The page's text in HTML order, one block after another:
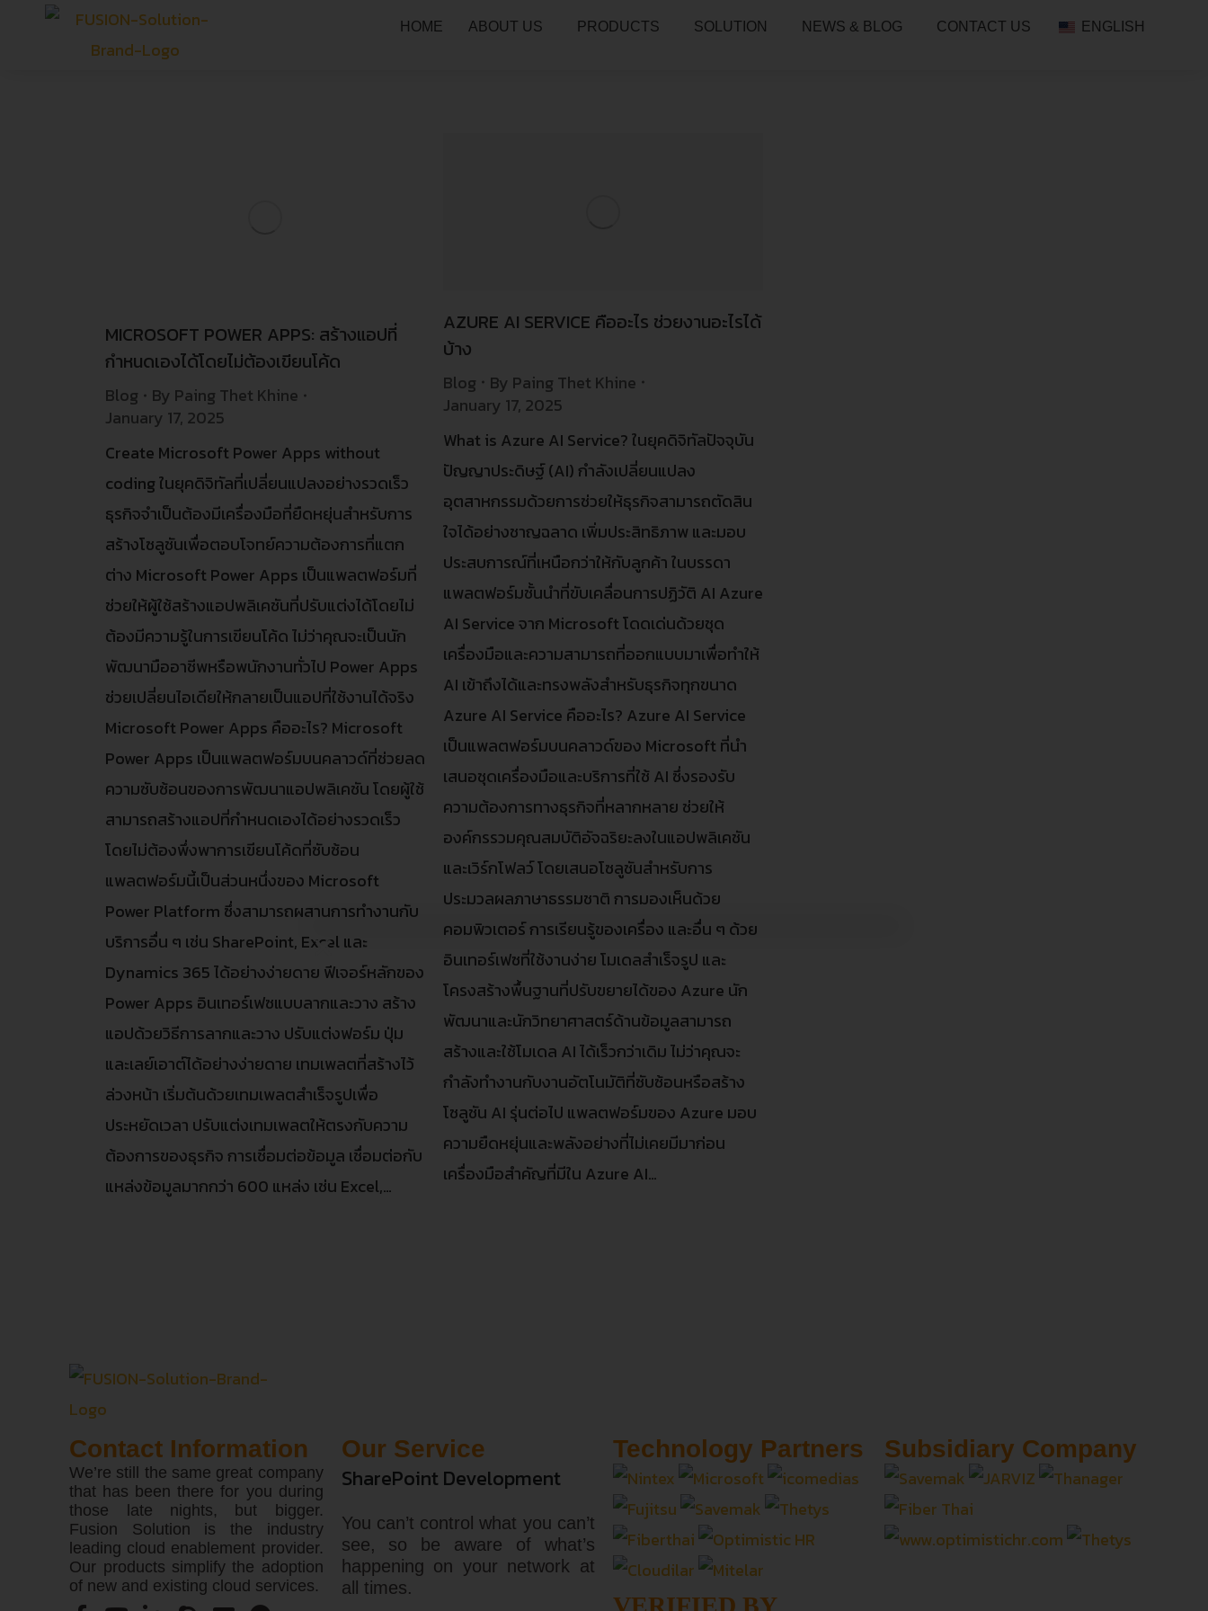
HOME ABOUT US PRODUCTS SOLUTION NEWS & BLOG CONTACT US ENGLISH
MICROSOFT POWER APPS: สร้างแอปที่
กำหนดเองได้โดยไม่ต้องเขียนโค้ด
Blog By Paing Thet Khine
January 17, 2025
Create Microsoft Power Apps without
coding ในยุคดิจิทัลที่เปลี่ยนแปลงอย่างรวดเร็ว
ธุรกิจจำเป็นต้องมีเครื่องมือที่ยืดหยุ่นสำหรับการ
สร้างโซลูชันเพื่อตอบโจทย์ความต้องการที่แตก
ต่าง Microsoft Power Apps เป็นแพลตฟอร์มที่
ช่วยให้ผู้ใช้สร้างแอปพลิเคชันที่ปรับแต่งได้โดยไม่
ต้องมีความรู้ในการเขียนโค้ด ไม่ว่าคุณจะเป็นนัก
พัฒนามืออาชีพหรือพนักงานทั่วไป Power Apps
ช่วยเปลี่ยนไอเดียให้กลายเป็นแอปที่ใช้งานได้จริง
Microsoft Power Apps คืออะไร? Microsoft
Power Apps เป็นแพลตฟอร์มบนคลาวด์ที่ช่วยลด
ความซับซ้อนของการพัฒนาแอปพลิเคชัน โดยผู้ใช้
สามารถสร้างแอปที่กำหนดเองได้อย่างรวดเร็ว
โดยไม่ต้องพึ่งพาการเขียนโค้ดที่ซับซ้อน
แพลตฟอร์มนี้เป็นส่วนหนึ่งของ Microsoft
Power Platform ซึ่งสามารถผสานการทำงานกับ
บริการอื่น ๆ เช่น SharePoint, Excel และ
Dynamics 365 ได้อย่างง่ายดาย ฟีเจอร์หลักของ
Power Apps อินเทอร์เฟซแบบลากและวาง สร้าง
แอปด้วยวิธีการลากและวาง ปรับแต่งฟอร์ม ปุ่ม
และเลย์เอาต์ได้อย่างง่ายดาย เทมเพลตที่สร้างไว้
ล่วงหน้า เริ่มต้นด้วยเทมเพลตสำเร็จรูปเพื่อ
ประหยัดเวลา ปรับแต่งเทมเพลตให้ตรงกับความ
ต้องการของธุรกิจ การเชื่อมต่อข้อมูล เชื่อมต่อกับ
แหล่งข้อมูลมากกว่า 600 แหล่ง เช่น Excel,…
AZURE AI SERVICE คืออะไร ช่วยงานอะไรได้
บ้าง​
Blog By Paing Thet Khine
January 17, 2025
What is Azure AI Service? ในยุคดิจิทัลปัจจุบัน
ปัญญาประดิษฐ์ (AI) กำลังเปลี่ยนแปลง
อุตสาหกรรมด้วยการช่วยให้ธุรกิจสามารถตัดสิน
ใจได้อย่างชาญฉลาด เพิ่มประสิทธิภาพ และมอบ
ประสบการณ์ที่เหนือกว่าให้กับลูกค้า ในบรรดา
แพลตฟอร์มชั้นนำที่ขับเคลื่อนการปฏิวัติ AI Azure
AI Service จาก Microsoft โดดเด่นด้วยชุด
เครื่องมือและความสามารถที่ออกแบบมาเพื่อทำให้
AI เข้าถึงได้และทรงพลังสำหรับธุรกิจทุกขนาด
Azure AI Service คืออะไร? Azure AI Service
เป็นแพลตฟอร์มบนคลาวด์ของ Microsoft ที่นำ
เสนอชุดเครื่องมือและบริการที่ใช้ AI ซึ่งรองรับ
ความต้องการทางธุรกิจที่หลากหลาย ช่วยให้
องค์กรรวมคุณสมบัติอัจฉริยะลงในแอปพลิเคชัน
และเวิร์กโฟลว์ โดยเสนอโซลูชันสำหรับการ
ประมวลผลภาษาธรรมชาติ การมองเห็นด้วย
คอมพิวเตอร์ การเรียนรู้ของเครื่อง และอื่น ๆ ด้วย
อินเทอร์เฟซที่ใช้งานง่าย โมเดลสำเร็จรูป และ
โครงสร้างพื้นฐานที่ปรับขยายได้ของ Azure นัก
พัฒนาและนักวิทยาศาสตร์ด้านข้อมูลสามารถ
สร้างและใช้โมเดล AI ได้เร็วกว่าเดิม ไม่ว่าคุณจะ
กำลังทำงานกับงานอัตโนมัติที่ซับซ้อนหรือสร้าง
โซลูชัน AI รุ่นต่อไป แพลตฟอร์มของ Azure มอบ
ความยืดหยุ่นและพลังอย่างที่ไม่เคยมีมาก่อน
เครื่องมือสำคัญที่มีใน Azure AI…
Contact Information
We’re still the same great company
that has been there for you during
those late nights, but bigger.
Fusion Solution is the industry
leading cloud enablement provider.
Our products simplify the adoption
of new and existing cloud services.
Our Service
SharePoint Development
You can’t control what you can’t
see, so be aware of what’s
happening on your network at
all times.
Technology Partners
VERIFIED BY
Subsidiary Company